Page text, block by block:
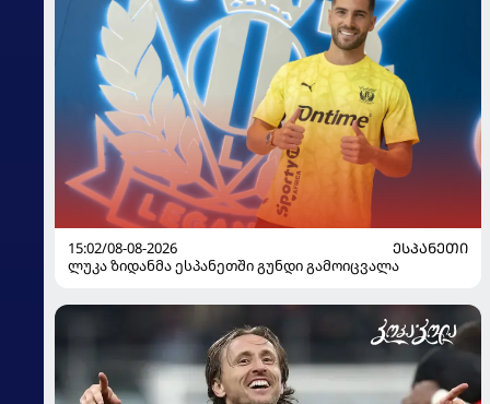
15:02/08-08-2026
ᲔᲡᲞᲐᲜᲔᲗᲘ
ლუკა ზიდანმა ესპანეთში გუნდი გამოიცვალა